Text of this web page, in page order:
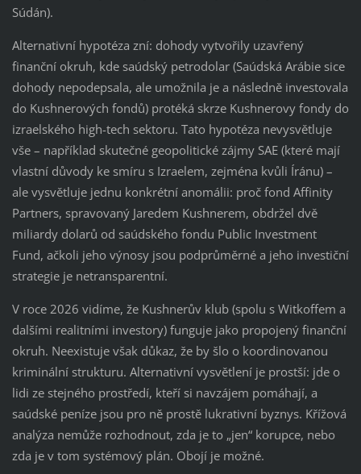
Súdán).
Alternativní hypotéza zní: dohody vytvořily uzavřený
finanční okruh, kde saúdský petrodolar (Saúdská Arábie sice
dohody nepodepsala, ale umožnila je a následně investovala
do Kushnerových fondů) protéká skrze Kushnerovy fondy do
izraelského high-tech sektoru. Tato hypotéza nevysvětluje
vše – například skutečné geopolitické zájmy SAE (které mají
vlastní důvody ke smíru s Izraelem, zejména kvůli Íránu) –
ale vysvětluje jednu konkrétní anomálii: proč fond Affinity
Partners, spravovaný Jaredem Kushnerem, obdržel dvě
miliardy dolarů od saúdského fondu Public Investment
Fund, ačkoli jeho výnosy jsou podprůměrné a jeho investiční
strategie je netransparentní.
V roce 2026 vidíme, že Kushnerův klub (spolu s Witkoffem a
dalšími realitními investory) funguje jako propojený finanční
okruh. Neexistuje však důkaz, že by šlo o koordinovanou
kriminální strukturu. Alternativní vysvětlení je prostší: jde o
lidi ze stejného prostředí, kteří si navzájem pomáhají, a
saúdské peníze jsou pro ně prostě lukrativní byznys. Křížová
analýza nemůže rozhodnout, zda je to „jen“ korupce, nebo
zda je v tom systémový plán. Obojí je možné.